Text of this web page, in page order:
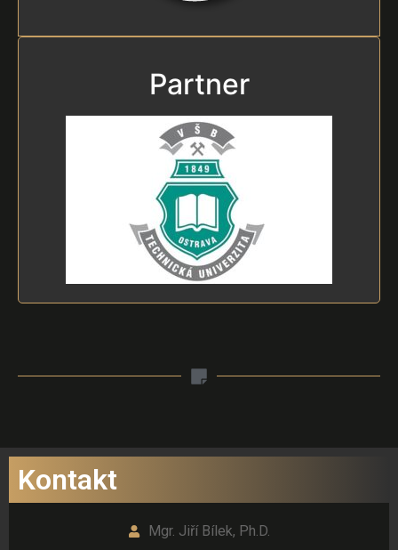
Těšín
Partner
Partner projektu
Ostrava
IČO: 61989100
Forma: Vysoká škola
DIČ: CZ61989100
Adresa: 17. listopadu 2172/15, Poruba, 708 00
Ostrava
Kontakt
Mgr. Jiří Bílek, Ph.D.